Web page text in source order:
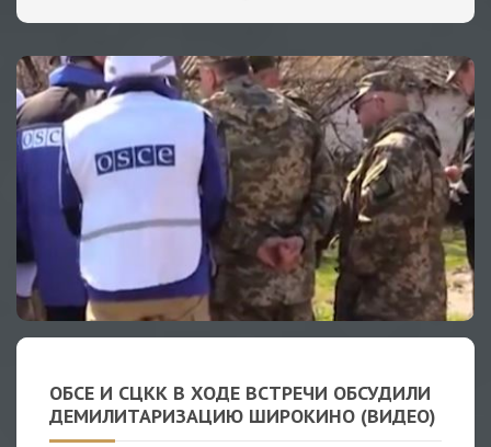
ОБСЕ И СЦКК В ХОДЕ ВСТРЕЧИ ОБСУДИЛИ
ДЕМИЛИТАРИЗАЦИЮ ШИРОКИНО (ВИДЕО)